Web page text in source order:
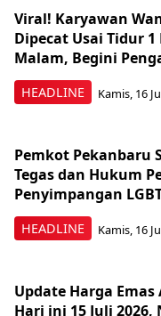
HEADLINE
Viral! Karyawan
Dipecat Usai Tidur
Malam, Begini
Kamis, 16
HEADLINE
Pemkot Pekanbaru
Tegas dan Hukum
Penyimpangan
Kamis, 16
Update Harga
Hari ini 15 Juli 2026,